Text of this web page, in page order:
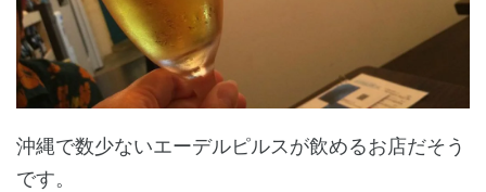
沖縄で数少ないエーデルピルスが飲めるお店だそう
です。